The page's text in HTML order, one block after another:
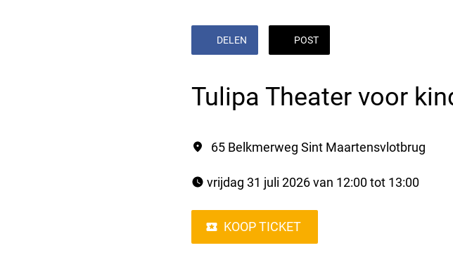
DELEN POST
Tulipa Theater voor
65 Belkmerweg Sint Maartensvlotbrug
vrijdag 31 juli 2026 van 12:00 tot 13:00
KOOP TICKET